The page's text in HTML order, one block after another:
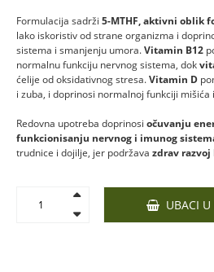
Formulacija sadrži 5-MTHF,aktivni oblik
lako iskoristiv od strane organizma i
sistema i smanjenju umora.Vitamin B12
normalnu funkciju nervnog sistema, dok
ćelije od oksidativnog stresa.Vitamin D
i zuba, i doprinosi normalnoj funkciji mišića
Redovna upotreba doprinosi očuvanju
funkcionisanju nervnog i imunog
trudnice i dojilje, jer podržava zdrav
UBACI U